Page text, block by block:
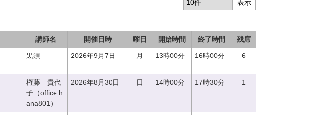
講師名 開催日時 曜日 開始時間 終了時間 残席
黒須 2026年9月7日 月 13時00分 16時00分 6
権藤 貴代
子（office h
ana801）
2026年8月30日 日 14時00分 17時30分 1